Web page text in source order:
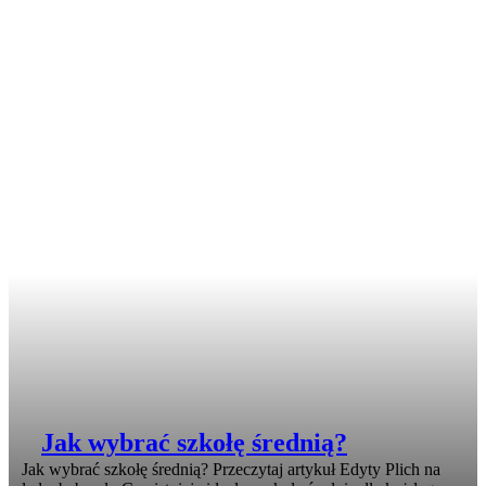
Jak wybrać szkołę średnią?
Jak wybrać szkołę średnią? Przeczytaj artykuł Edyty Plich na